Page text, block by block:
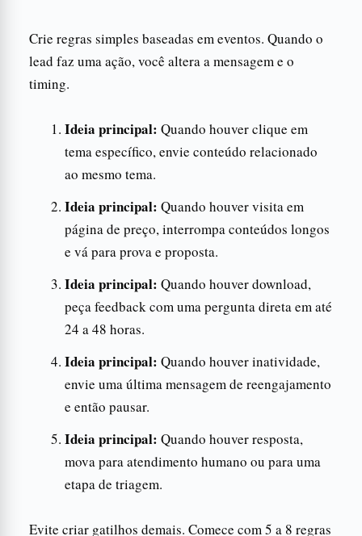
Crie regras simples baseadas em eventos. Quando o
lead faz uma ação, você altera a mensagem e o
timing.
Ideia principal: Quando houver clique em
tema específico, envie conteúdo relacionado
ao mesmo tema.
Ideia principal: Quando houver visita em
página de preço, interrompa conteúdos longos
e vá para prova e proposta.
Ideia principal: Quando houver download,
peça feedback com uma pergunta direta em até
24 a 48 horas.
Ideia principal: Quando houver inatividade,
envie uma última mensagem de reengajamento
e então pausar.
Ideia principal: Quando houver resposta,
mova para atendimento humano ou para uma
etapa de triagem.
Evite criar gatilhos demais. Comece com 5 a 8 regras